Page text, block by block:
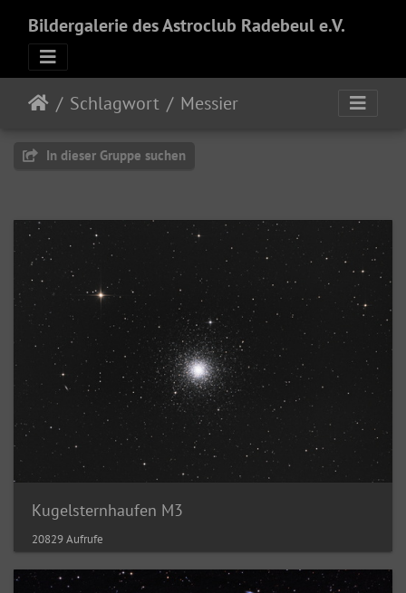
Bildergalerie des Astroclub Radebeul e.V.
Schlagwort Messier
In dieser Gruppe suchen
Kugelsternhaufen M3
20829 Aufrufe